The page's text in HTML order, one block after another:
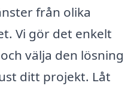
från olika
Vi gör det enkelt
välja den lösning
ditt projekt. Låt